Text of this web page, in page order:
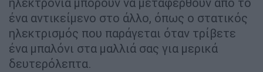
ένα αντικείμενο στο άλλο, όπως ο στατικός
ηλεκτρισμός που παράγεται όταν τρίβετε
ένα μπαλόνι στα μαλλιά σας για μερικά
δευτερόλεπτα.